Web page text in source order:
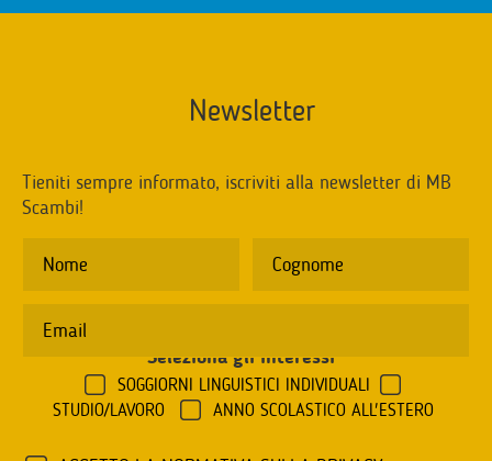
Newsletter
Tieniti sempre informato, iscriviti alla newsletter di MB
Scambi!
Seleziona gli interessi
SOGGIORNI LINGUISTICI INDIVIDUALI
STUDIO/LAVORO
ANNO SCOLASTICO ALL'ESTERO